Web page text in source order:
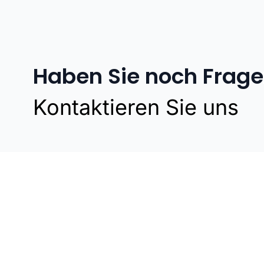
Haben Sie noch
Kontaktieren Sie uns